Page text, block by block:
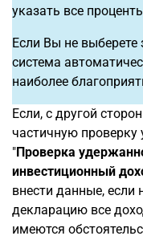
указать все
Если Вы не выберете
система
наиболее
Если, с другой
частичную проверку
"Проверка
инвестиционный
внести данные, если
декларацию все
имеются